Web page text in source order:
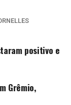
positivo e
Grêmio,